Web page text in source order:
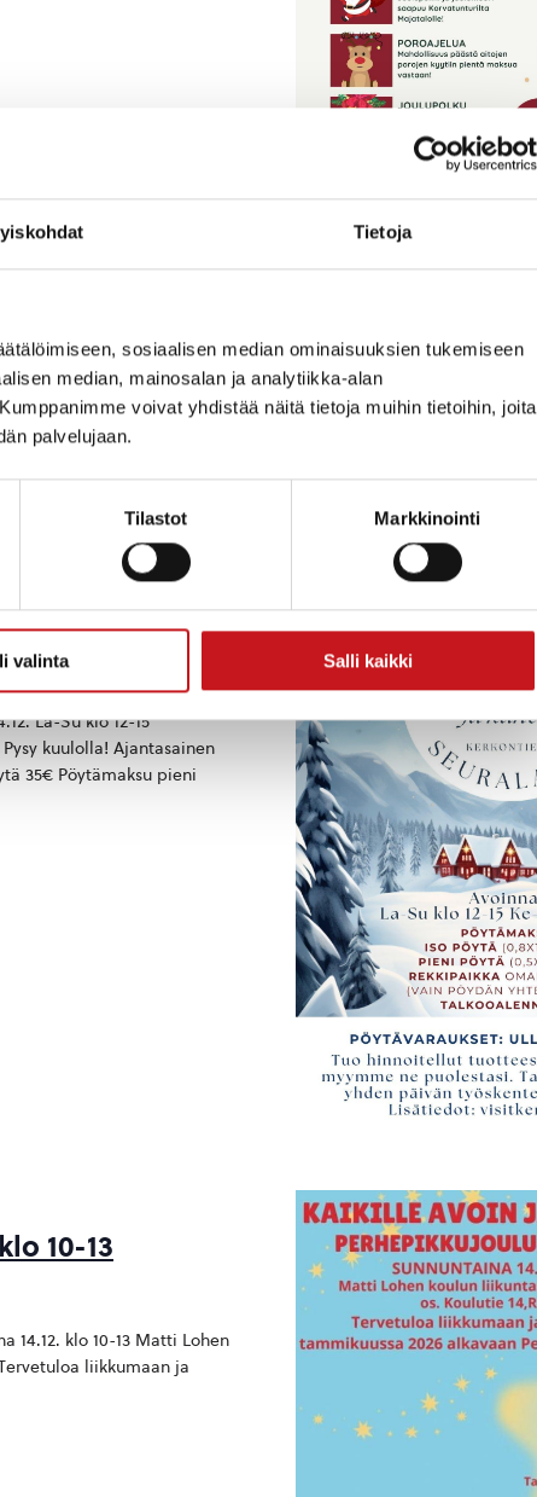
Tietoja
sosiaalisen median ominaisuuksien tukemiseen
median, mainosalan ja analytiikka-alan
voivat yhdistää näitä tietoja muihin tietoihin, joita
palvelujaan.
Tilastot Markkinointi
valinta Salli kaikki
Seuralassa 6.-14.12.2025.
mahdollisia) 6.-7.12.
La-Su klo 12-15
kuulolla! Ajantasainen
35€ Pöytämaksu pieni
10-13
klo 10-13 Matti Lohen
liikkumaan ja